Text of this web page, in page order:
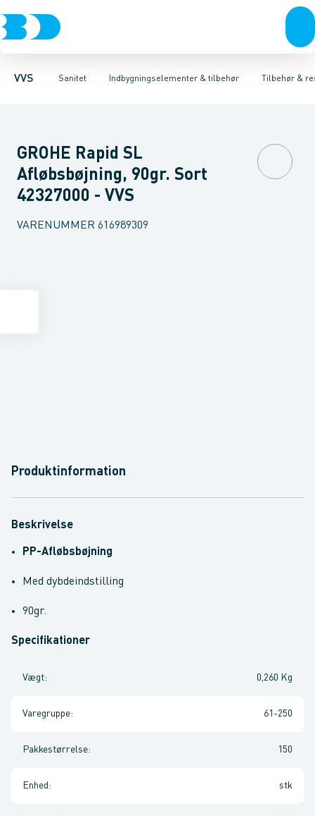
VVS Sanitet
Rør & fittingsPressfittings & rørKuglehaner & ventilerAfløb
Indbygningselementer & tilbehør
Toiletter, sæder og cisternerVaskeArmaturerBrusereTilbehør &
Høje Indbygnings elementerLave Indbygnings elementer
GROHE Rapid SL
Afløbsbøjning, 90gr. Sort
42327000 - VVS
VARENUMMER 616989309
Produktinformation
Beskrivelse
PP-Afløbsbøjning
Med dybdeindstilling
90gr.
Specifikationer
Vægt: 0,260 Kg
Varegruppe: 61-250
Pakkestørrelse: 150
Enhed : stk